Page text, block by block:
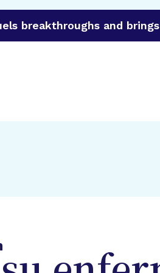
breakthroughs and